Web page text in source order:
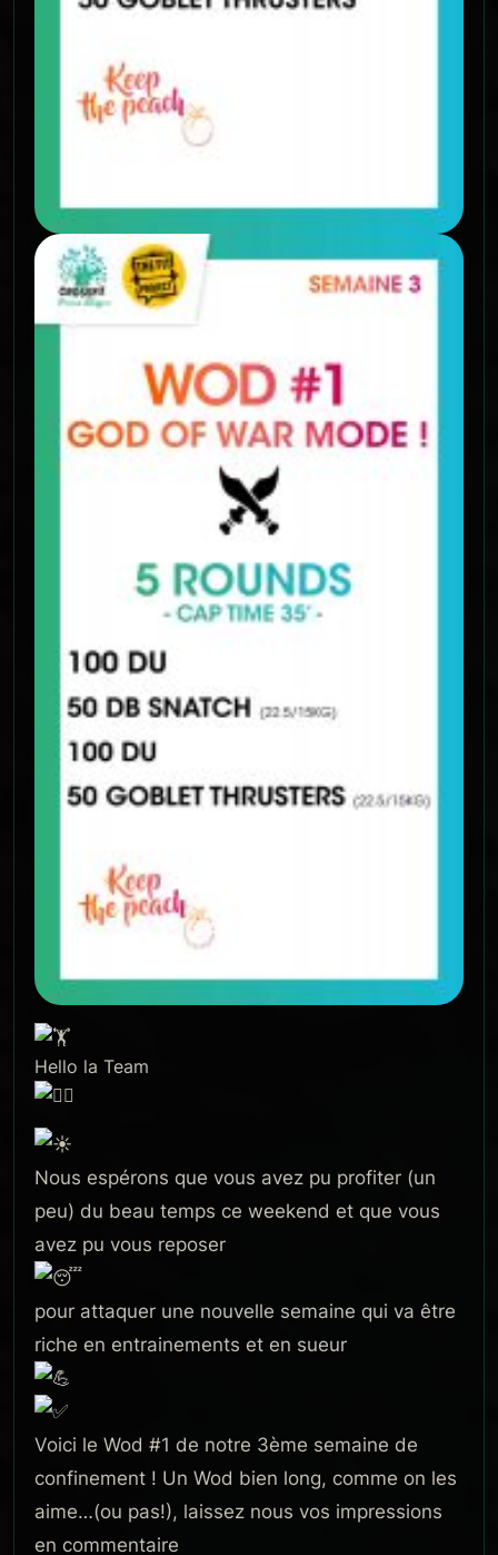
Hello la Team
Nous espérons que vous avez pu profiter (un
peu) du beau temps ce weekend et que vous
avez pu vous reposer
pour attaquer une nouvelle semaine qui va être
riche en entrainements et en sueur
Voici le Wod #1 de notre 3ème semaine de
confinement ! Un Wod bien long, comme on les
aime…(ou pas!), laissez nous vos impressions
en commentaire